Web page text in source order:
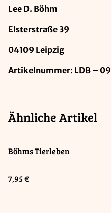
Lee D. Böhm
Elsterstraße 39
04109 Leipzig
Artikelnummer: LDB –
Ähnliche Artikel
Böhms Tierleben
7,95 €